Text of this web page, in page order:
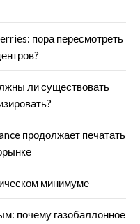
пора пересмотреть
ли существовать
продолжает печатать
минимуме
почему газобаллонное